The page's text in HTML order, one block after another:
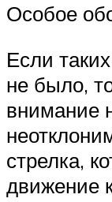
Особое
Если
не было,
внимание
стрелка,
движение